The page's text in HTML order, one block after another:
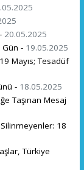
20.05.2025
Gün - 19.05.2025
Mayıs; Tesadüf
- 18.05.2025
Taşınan Mesaj
18
Türkiye